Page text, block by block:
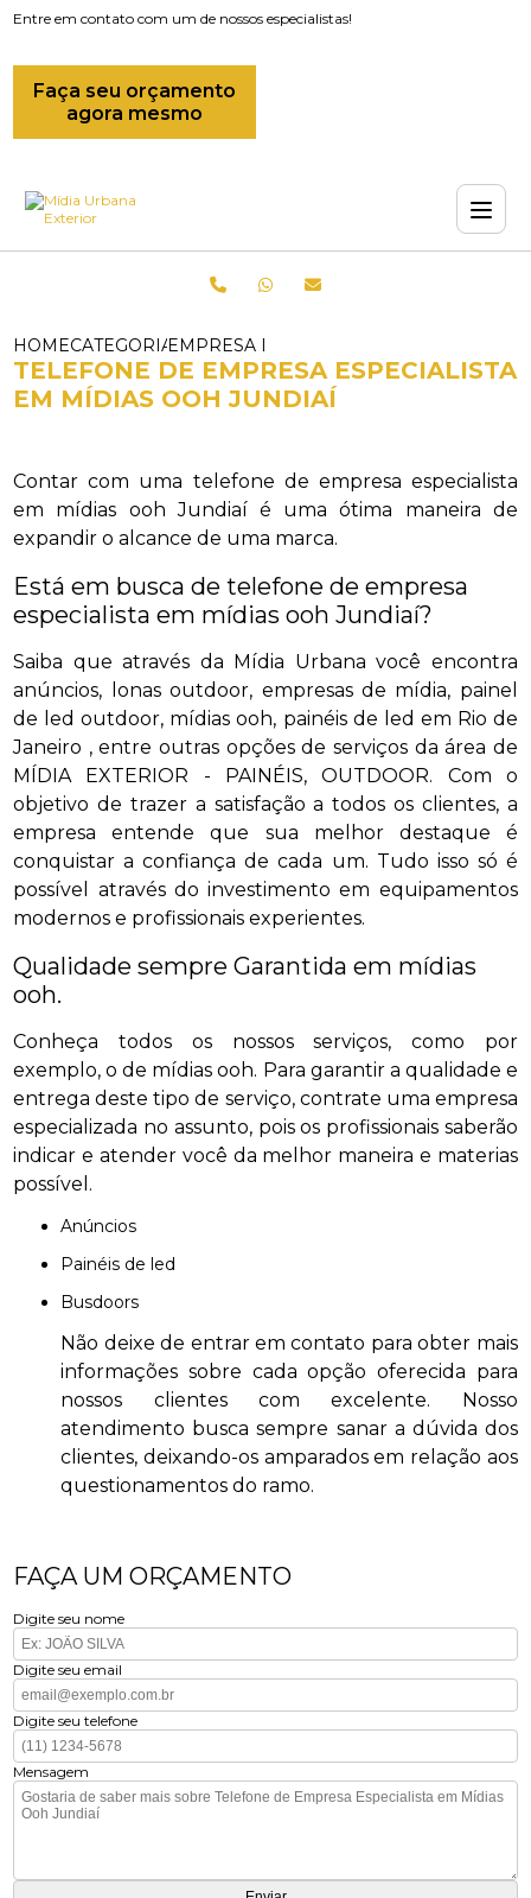
Entre em contato com um de nossos especialistas!
Faça seu orçamento
agora mesmo
HOMECATEGORIASEMPRESA DE MIDIAS
TELEFONE DE EMPRESA ESPECIALISTA
EM MÍDIAS OOH JUNDIAÍ
Contar com uma telefone de empresa especialista
em mídias ooh Jundiaí é uma ótima maneira de
expandir o alcance de uma marca.
Está em busca de telefone de empresa
especialista em mídias ooh Jundiaí?
Saiba que através da Mídia Urbana você encontra
anúncios, lonas outdoor, empresas de mídia, painel
de led outdoor, mídias ooh, painéis de led em Rio de
Janeiro , entre outras opções de serviços da área de
MÍDIA EXTERIOR - PAINÉIS, OUTDOOR. Com o
objetivo de trazer a satisfação a todos os clientes, a
empresa entende que sua melhor destaque é
conquistar a confiança de cada um. Tudo isso só é
possível através do investimento em equipamentos
modernos e profissionais experientes.
Qualidade sempre Garantida em mídias
ooh.
Conheça todos os nossos serviços, como por
exemplo, o de mídias ooh. Para garantir a qualidade e
entrega deste tipo de serviço, contrate uma empresa
especializada no assunto, pois os profissionais saberão
indicar e atender você da melhor maneira e materias
possível.
anúncios
painéis de led
busdoors
Não deixe de entrar em contato para obter mais
informações sobre cada opção oferecida para
nossos clientes com excelente. Nosso
atendimento busca sempre sanar a dúvida dos
clientes, deixando-os amparados em relação aos
questionamentos do ramo.
FAÇA UM ORÇAMENTO
Digite seu nome
Digite seu email
Digite seu telefone
Mensagem